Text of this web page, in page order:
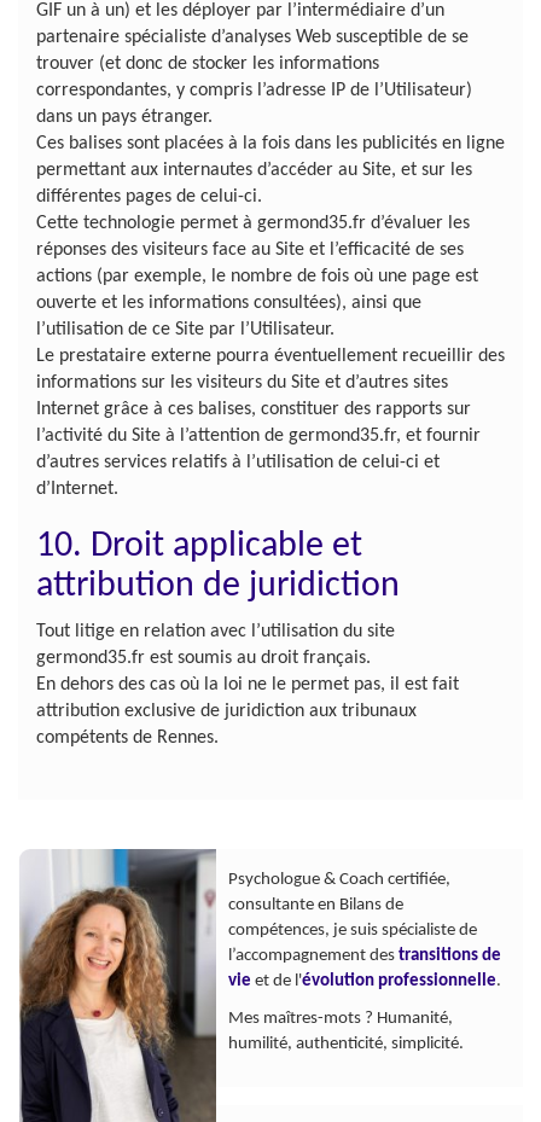
GIF un à un) et les déployer par l’intermédiaire d’un
partenaire spécialiste d’analyses Web susceptible de se
trouver (et donc de stocker les informations
correspondantes, y compris l’adresse IP de l’Utilisateur)
dans un pays étranger.
Ces balises sont placées à la fois dans les publicités en ligne
permettant aux internautes d’accéder au Site, et sur les
différentes pages de celui-ci.
Cette technologie permet à germond35.fr d’évaluer les
réponses des visiteurs face au Site et l’efficacité de ses
actions (par exemple, le nombre de fois où une page est
ouverte et les informations consultées), ainsi que
l’utilisation de ce Site par l’Utilisateur.
Le prestataire externe pourra éventuellement recueillir des
informations sur les visiteurs du Site et d’autres sites
Internet grâce à ces balises, constituer des rapports sur
l’activité du Site à l’attention de germond35.fr, et fournir
d’autres services relatifs à l’utilisation de celui-ci et
d’Internet.
10. Droit applicable et
attribution de juridiction
Tout litige en relation avec l’utilisation du site
germond35.fr est soumis au droit français.
En dehors des cas où la loi ne le permet pas, il est fait
attribution exclusive de juridiction aux tribunaux
compétents de Rennes.
Psychologue & Coach certifiée,
consultante en Bilans de
compétences, je suis spécialiste de
l’accompagnement des transitions de
vie et de l'évolution professionnelle.
Mes maîtres-mots ? Humanité,
humilité, authenticité, simplicité.